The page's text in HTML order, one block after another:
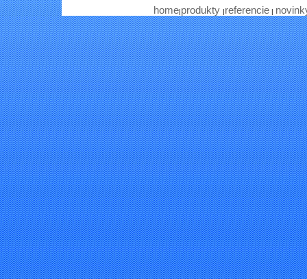
home|produkty |referencie |